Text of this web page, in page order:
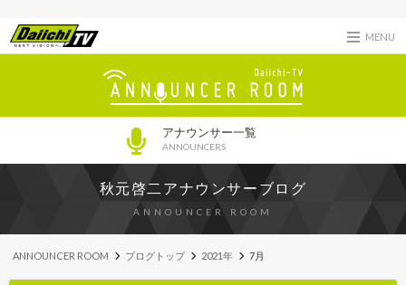
MENU
アナウンサー一覧
ANNOUNCERS
秋元啓二アナウンサーブログ
ANNOUNCER ROOM
ANNOUNCER ROOM ブログトップ 2021年 7月